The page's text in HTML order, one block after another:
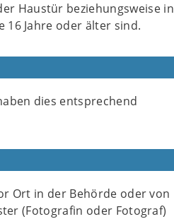
Haustür beziehungsweise in
16 Jahre oder älter sind.
dies entsprechend
Ort in der Behörde oder von
(Fotografin oder Fotograf)